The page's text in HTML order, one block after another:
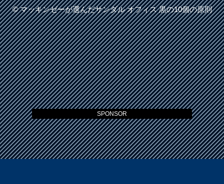
©マッキンゼーが選んだサンダル オフィス 黒の10個の原則
SPONSOR